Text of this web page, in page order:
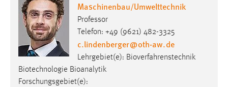
Maschinenbau/Umwelttechnik
Professor
Telefon: +49 (9621) 482-3325
c.lindenberger@oth-aw.de
Lehrgebiet(e): Bioverfahrenstechnik
Biotechnologie Bioanalytik
Forschungsgebiet(e):